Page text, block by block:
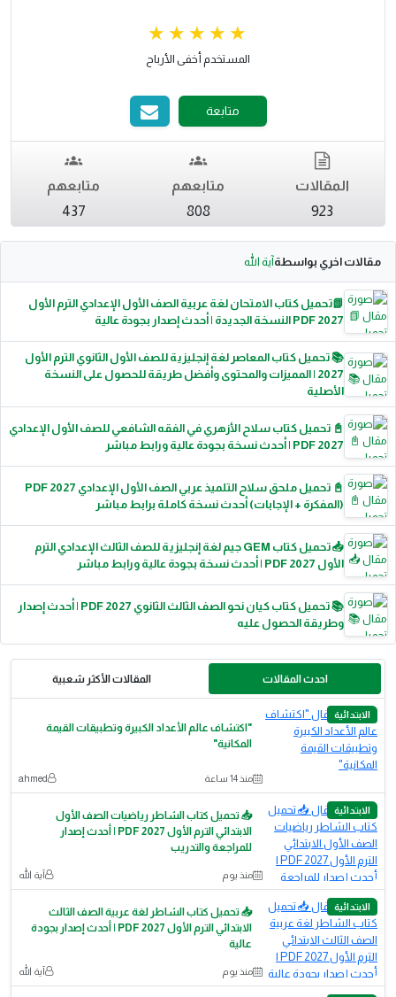
المستخدم أخفى الأرباح
متابعة
المقالات
923
متابعهم
808
متابعهم
437
مقالات اخري بواسطةآية الله
📗تحميل كتاب الامتحان لغة عربية الصف الأول الإعدادي الترم الأول
2027 PDF النسخة الجديدة | أحدث إصدار بجودة عالية
📚 تحميل كتاب المعاصر لغة إنجليزية للصف الأول الثانوي الترم الأول
2027 | المميزات والمحتوى وأفضل طريقة للحصول على النسخة
الأصلية
📓 تحميل كتاب سلاح الأزهري في الفقه الشافعي للصف الأول الإعدادي
2027 PDF | أحدث نسخة بجودة عالية ورابط مباشر
📓 تحميل ملحق سلاح التلميذ عربي الصف الأول الإعدادي 2027 PDF
(المفكرة + الإجابات) أحدث نسخة كاملة برابط مباشر
📥 تحميل كتاب GEM جيم لغة إنجليزية للصف الثالث الإعدادي الترم
الأول 2027 PDF | أحدث نسخة بجودة عالية ورابط مباشر
📚 تحميل كتاب كيان نحو الصف الثالث الثانوي 2027 PDF | أحدث إصدار
وطريقة الحصول عليه
احدث المقالات المقالات الأكثر شعبية
الابتدائية
"اكتشاف عالم الأعداد الكبيرة وتطبيقات القيمة
المكانية"
منذ 14 ساعة ahmed
الابتدائية
📥 تحميل كتاب الشاطر رياضيات الصف الأول
الابتدائي الترم الأول 2027 PDF | أحدث إصدار
للمراجعة والتدريب
منذ يوم آية الله
الابتدائية
📥 تحميل كتاب الشاطر لغة عربية الصف الثالث
الابتدائي الترم الأول 2027 PDF | أحدث إصدار بجودة
عالية
منذ يوم آية الله